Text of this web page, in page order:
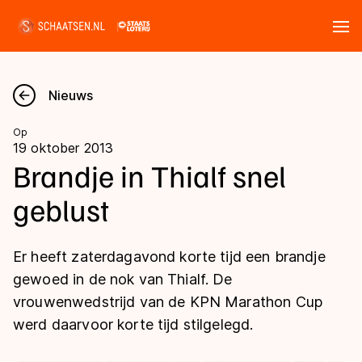
Nieuws
Kalender
Disciplines
Langebaan
Shorttrack
Inlineskaten
Uitslagen
Langebaan
Shorttrack
Tijden & historie
Nieuws
Op
19 oktober 2013
Brandje in Thialf snel
geblust
Er heeft zaterdagavond korte tijd een brandje
gewoed in de nok van Thialf. De
vrouwenwedstrijd van de KPN Marathon Cup
werd daarvoor korte tijd stilgelegd.